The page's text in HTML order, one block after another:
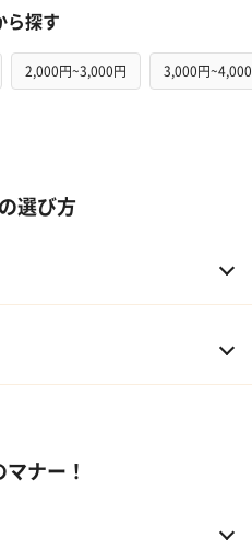
ら探す
2,000円~3,000円 3,000円
選び方
ナー！